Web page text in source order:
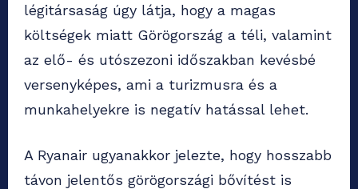
légitársaság úgy látja, hogy a magas
költségek miatt Görögország a téli, valamint
az elő- és utószezoni időszakban kevésbé
versenyképes, ami a turizmusra és a
munkahelyekre is negatív hatással lehet.
A Ryanair ugyanakkor jelezte, hogy hosszabb
távon jelentős görögországi bővítést is